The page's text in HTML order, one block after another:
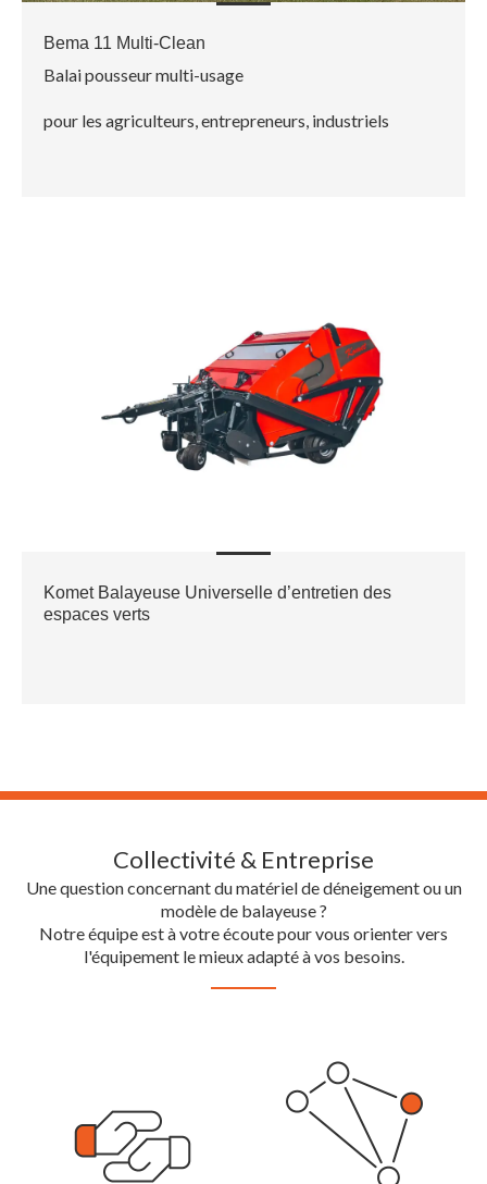
Bema 11 Multi-Clean
Balai pousseur multi-usage
pour les agriculteurs, entrepreneurs, industriels
Komet Balayeuse Universelle d’entretien des
espaces verts
Collectivité & Entreprise
Une question concernant du matériel de déneigement ou un
modèle de balayeuse ?
Notre équipe est à votre écoute pour vous orienter vers
l'équipement le mieux adapté à vos besoins.